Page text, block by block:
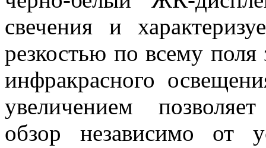
свечения и
резкостью по всему
инфракрасного
увеличением
обзор независимо от